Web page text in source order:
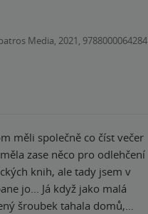
Media, 2021, 9788000064284
měli společně co číst večer
zase něco pro odlehčení
knih, ale tady jsem v
jo... Já když jako malá
šroubek tahala domů,